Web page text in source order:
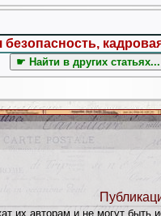
их авторам и не могут быть